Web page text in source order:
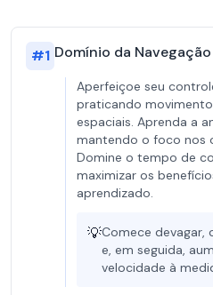
#1 Domínio da Navegação
Aperfeiçoe seu
praticando
espaciais. Aprenda a
mantendo o foco nos
Domine o tempo de
maximizar os
aprendizado.
💡Comece devagar,
e, em seguida,
velocidade à